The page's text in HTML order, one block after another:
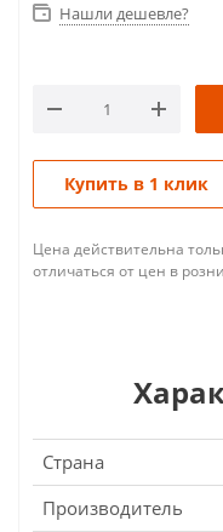
Нашли дешевле?
Купить в 1 клик
Цена действительна
отличаться от цен в
Страна
Производитель